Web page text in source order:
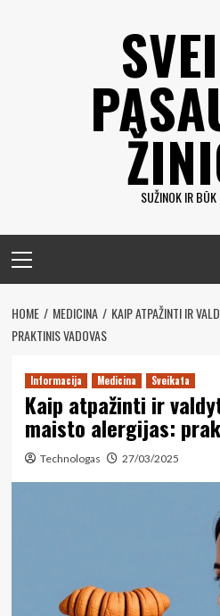
SUŽINOK IR
meniu
HOME MEDICINA
KAIP ATPAŽINTI IR
PRAKTINIS VADOVAS
Informacija Medicina Sveikata
Kaip atpažinti ir
maisto alergijas:
Technologas 27/03/2025